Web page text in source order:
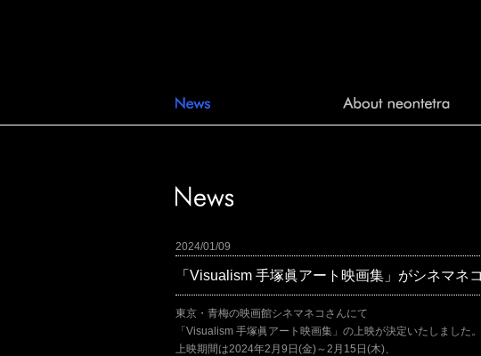
2024/01/09
「Visualism 手塚眞アート映画集」がシネマネ
東京・青梅の映画館シネマネコさんにて
「Visualism 手塚眞アート映画集」の上映が決定いたしました。
上映期間は2024年2月9日(金)～2月15日(木)、